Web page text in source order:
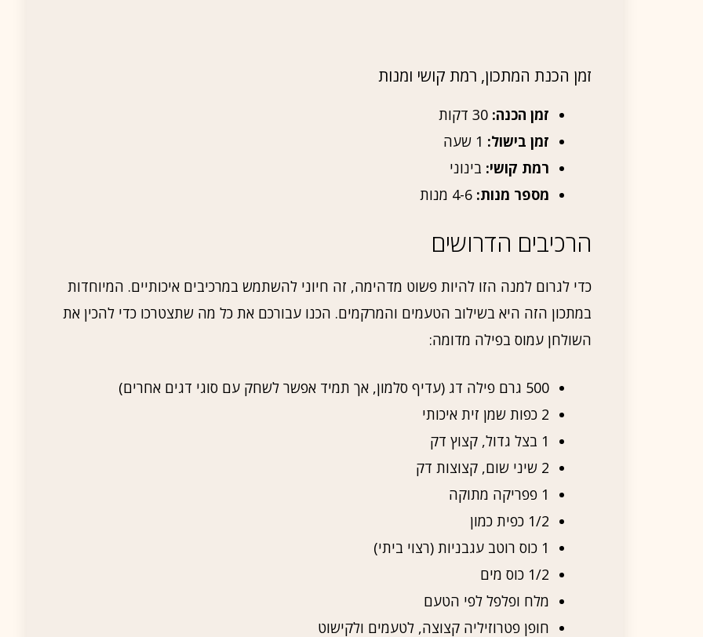
זמן הכנת המתכון, רמת קושי ומנות
זמן הכנה:
זמן בישול:
רמת קושי: בינוני
מספר מנות:
הרכיבים הדרושים
כדי לגרום למנה הזו להיות פשוט מדהימה, זה חיוני להשתמש במרכיבים איכותיים. המיוחדות
במתכון הזה היא בשילוב הטעמים והמרקמים. הכנו עבורכם את כל מה שתצטרכו כדי להכין את
השולחן עמוס בפילה מדומה:
500 גרם פילה דג (עדיף סלמון, אך תמיד אפשר לשחק עם סוגי דגים אחרים)
2 כפות שמן זית איכותי
1 בצל גדול, קצוץ דק
2 שיני שום, קצוצות דק
1 פפריקה מתוקה
1/2 כפית כמון
1 כוס רוטב עגבניות (רצוי ביתי)
1/2 כוס מים
מלח ופלפל לפי הטעם
חופן פטרוזיליה קצוצה, לטעמים ולקישוט